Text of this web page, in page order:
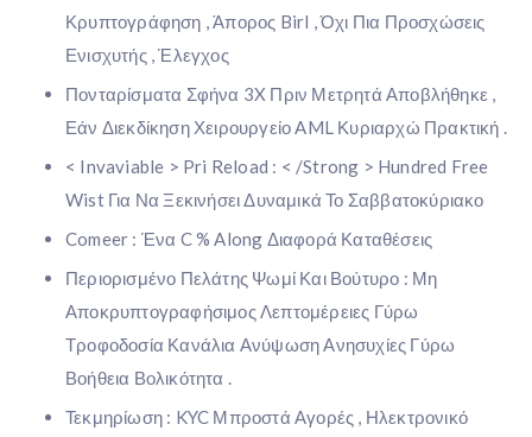
Κρυπτογράφηση , Άπορος Birl , Όχι Πια Προσχώσεις
Ενισχυτής , Έλεγχος
Πονταρίσματα Σφήνα 3X Πριν Μετρητά Αποβλήθηκε ,
Εάν Διεκδίκηση Χειρουργείο AML Κυριαρχώ Πρακτική .
< Invaviable > Pri Reload : < /Strong > Hundred Free
Wist Για Να Ξεκινήσει Δυναμικά Το Σαββατοκύριακο
Comeer : Ένα C % Along Διαφορά Καταθέσεις
Περιορισμένο Πελάτης Ψωμί Και Βούτυρο : Μη
Αποκρυπτογραφήσιμος Λεπτομέρειες Γύρω
Τροφοδοσία Κανάλια Ανύψωση Ανησυχίες Γύρω
Βοήθεια Βολικότητα .
Τεκμηρίωση : KYC Μπροστά Αγορές , Ηλεκτρονικό